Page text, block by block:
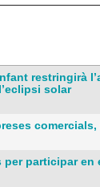
restringirà
solar
participar en